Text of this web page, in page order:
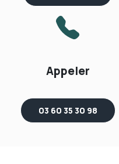
Appeler
03 60 35 30 98